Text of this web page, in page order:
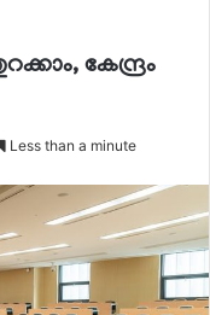
കേന്ദ്രം
Less than a minute